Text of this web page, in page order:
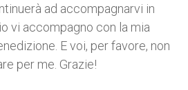
ad accompagnarvi in
vi accompagno con la mia
E voi, per favore, non
per me. Grazie!